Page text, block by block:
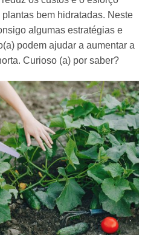
bem hidratadas. Neste
algumas estratégias e
podem ajudar a aumentar a
Curioso (a) por saber?